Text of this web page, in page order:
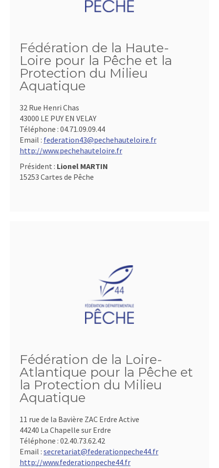
Fédération de la Haute-
Loire pour la Pêche et la
Protection du Milieu
Aquatique
32 Rue Henri Chas
43000 LE PUY EN VELAY
Téléphone : 04.71.09.09.44
Email : federation43@pechehauteloire.fr
http://www.pechehauteloire.fr
Président : Lionel MARTIN
15253 Cartes de Pêche
Fédération de la Loire-
Atlantique pour la Pêche et
la Protection du Milieu
Aquatique
11 rue de la Bavière ZAC Erdre Active
44240 La Chapelle sur Erdre
Téléphone : 02.40.73.62.42
Email : secretariat@federationpeche44.fr
http://www.federationpeche44.fr